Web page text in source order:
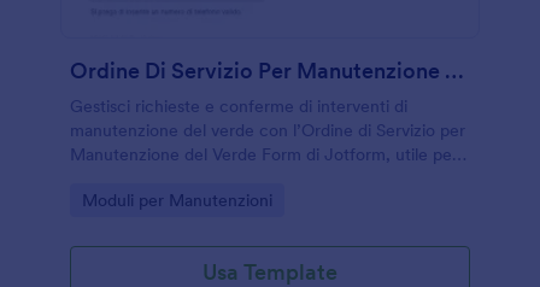
Ordine Di Servizio Per Manutenzione Del Verde Modulo
Gestisci richieste e conferme di interventi di
manutenzione del verde con l’Ordine di Servizio per
Manutenzione del Verde Form di Jotform, utile per
organizzare la raccolta dati online.
Go to Category:
Moduli per Manutenzioni
Usa Template